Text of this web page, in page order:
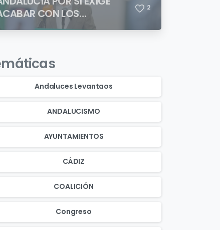
CON LOS
2
Andaluces Levantaos
ANDALUCISMO
AYUNTAMIENTOS
CÁDIZ
COALICIÓN
Congreso